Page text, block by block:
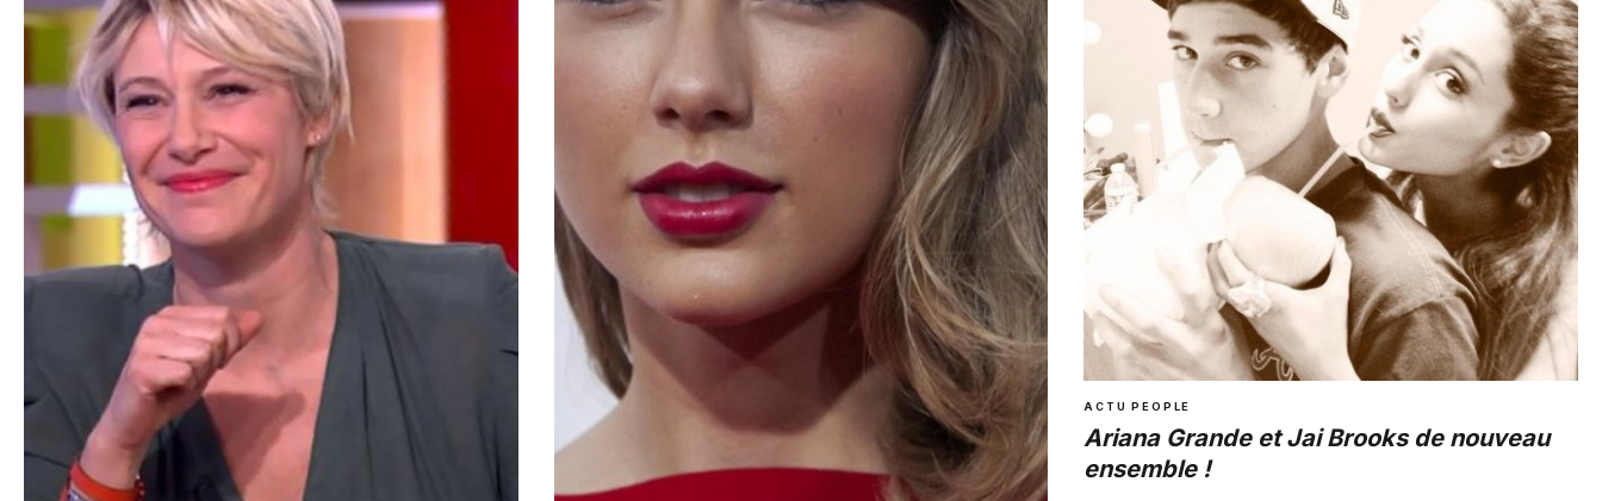
ACTU PEOPLE
Ariana Grande et Jai Brooks de nouveau
ensemble !